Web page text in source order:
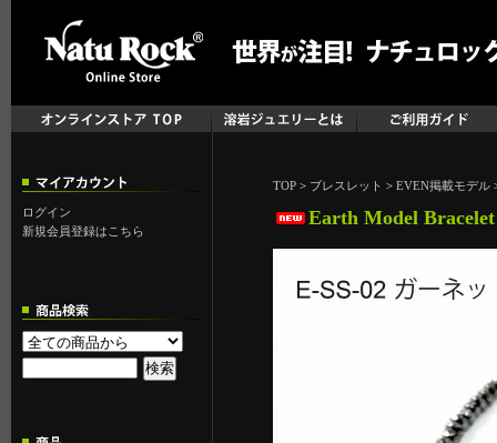
ログイン
新規会員登録はこちら
TOP > ブレスレット > EVEN掲載モデル
Earth Model